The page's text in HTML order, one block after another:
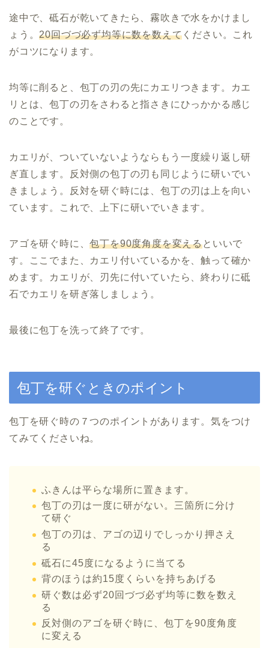
途中で、砥石が乾いてきたら、霧吹きで水をかけまし
ょう。20回づづ必ず均等に数を数えて ください。これ
がコツになります。
均等に削ると、包丁の刃の先にカエリつきます。カエ
リとは、包丁の刃をさわると指さきにひっかかる感じ
のことです。
カエリが、ついていないようならもう一度繰り返し研
ぎ直します。反対側の包丁の刃も同じように研いでい
きましょう。反対を研ぐ時には、包丁の刃は上を向い
ています。これで、上下に研いでいきます。
アゴを研ぐ時に、包丁を90度角度を変えるといいで
す。ここでまた、カエリ付いているかを、触って確か
めます。カエリが、刃先に付いていたら、終わりに砥
石でカエリを研ぎ落しましょう。
最後に包丁を洗って終了です。
包丁を研ぐときのポイント
包丁を研ぐ時の７つのポイントがあります。気をつけ
てみてくださいね。
ふきんは平らな場所に置きます。
包丁の刃は一度に研がない。三箇所に分け
て研ぐ
包丁の刃は、アゴの辺りでしっかり押さえ
る
砥石に45度になるように当てる
背のほうは約15度くらいを持ちあげる
研ぐ数は必ず20回づづ必ず均等に数を数え
る
反対側のアゴを研ぐ時に、包丁を90度角度
に変える